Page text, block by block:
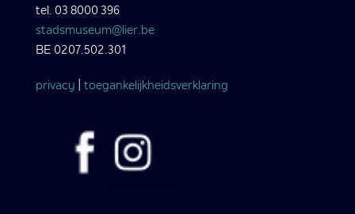
tel. 03 8000 396
stadsmuseum@lier.be
BE 0207.502.301
privacy toegankelijkheidsverklaring